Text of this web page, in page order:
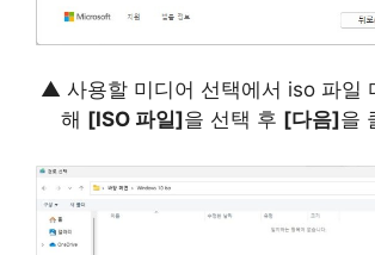
▲ 사용할 미디어 선택에서 iso 파일
해 [ISO 파일]을 선택 후 [다음]을